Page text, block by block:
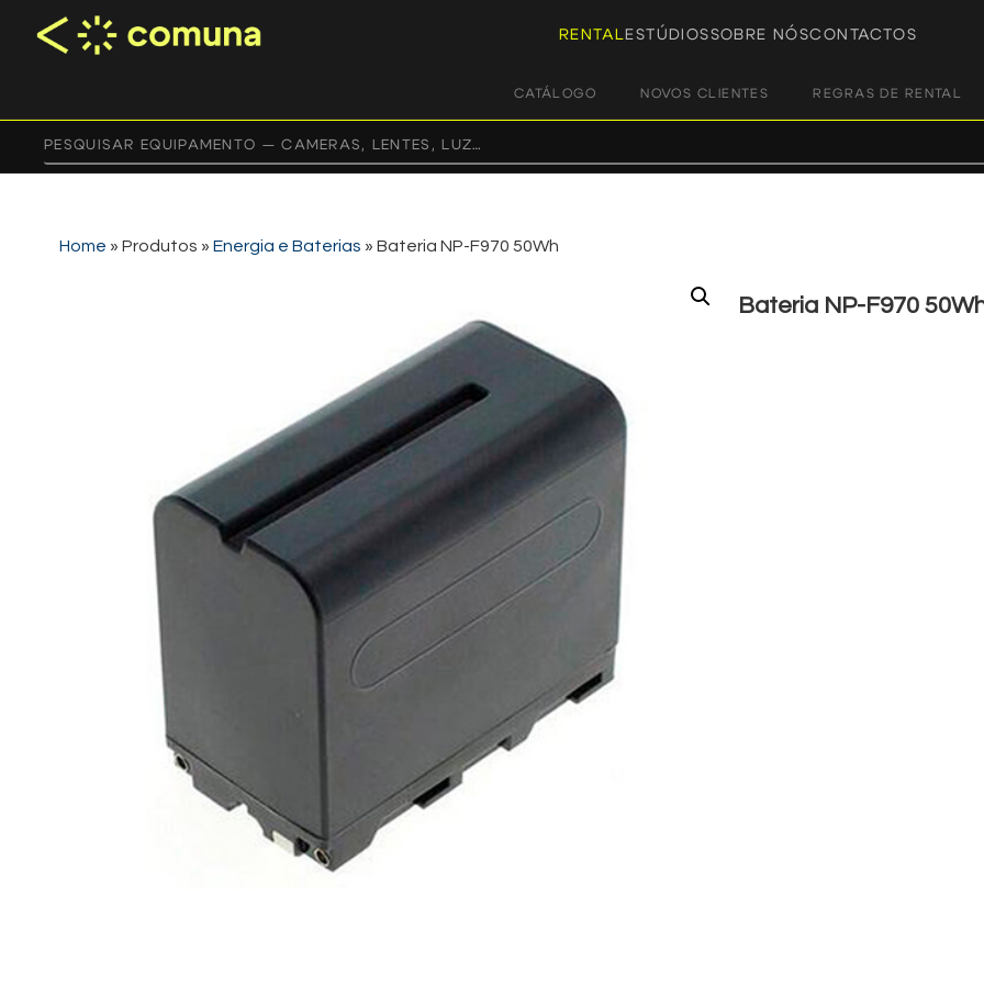
RENTAL ESTÚDIOSSOBRE NÓSCONTACTOS
CATÁLOGO NOVOS CLIENTES REGRAS DE RENTAL
Home » Produtos » Energia e Baterias » Bateria NP-F970 50Wh
Bateria NP-F970